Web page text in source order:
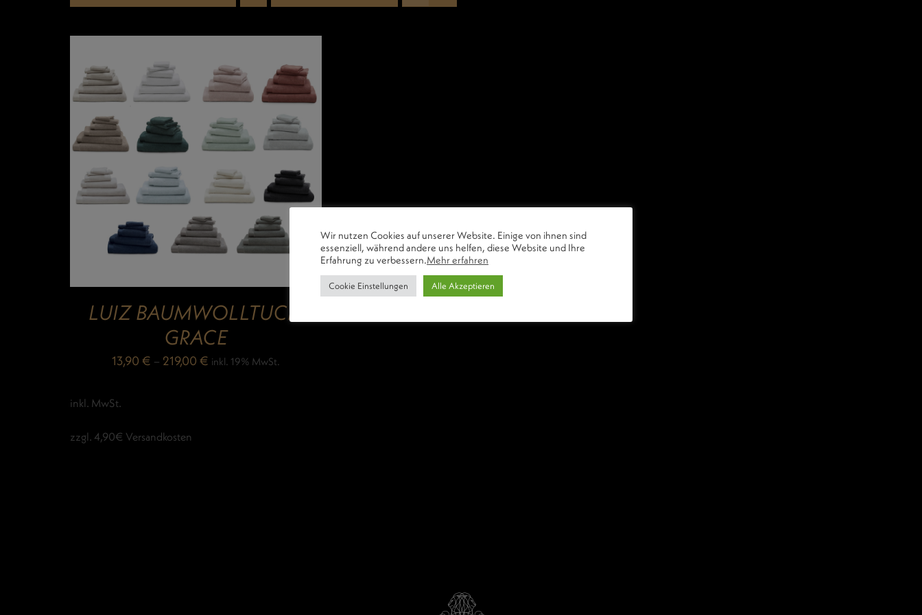
LUIZ BAUMWOLLTUCH
GRACE
13,90 € – 219,00 € inkl. 19% MwSt.
inkl. MwSt.
zzgl. 4,90€ Versandkosten
Wir nutzen Cookies auf unserer Website. Einige von ihnen sind
essenziell, während andere uns helfen, diese Website und Ihre
Erfahrung zu verbessern.Mehr erfahren
Cookie Einstellungen Alle Akzeptieren